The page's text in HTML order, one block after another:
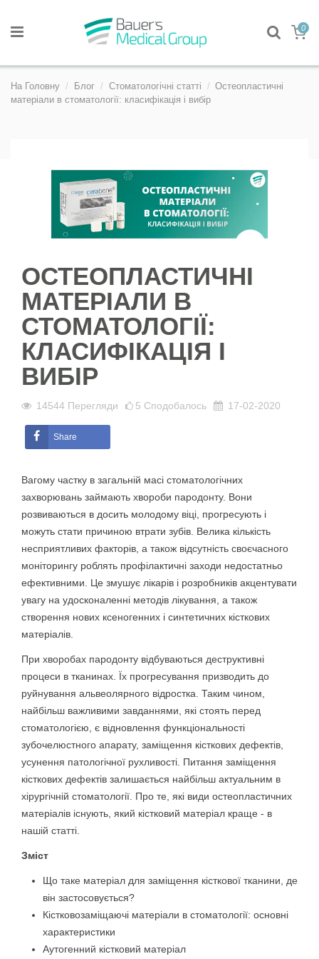
0
На Головну Блог Стоматологічні статті
Остеопластичні
матеріали в стоматології: класифікація і вибір
ОСТЕОПЛАСТИЧНІ
МАТЕРІАЛИ В
СТОМАТОЛОГІЇ:
КЛАСИФІКАЦІЯ І
ВИБІР
14544 Перегляди 5 Сподобалось 17-02-2020
Share
Вагому частку в загальній масі стоматологічних
захворювань займають хвороби пародонту. Вони
розвиваються в досить молодому віці, прогресують і
можуть стати причиною втрати зубів. Велика кількість
несприятливих факторів, а також відсутність своєчасного
моніторингу роблять профілактичні заходи недостатньо
ефективними. Це змушує лікарів і розробників акцентувати
увагу на удосконаленні методів лікування, а також
створення нових ксеногенних і синтетичних кісткових
матеріалів.
При хворобах пародонту відбуваються деструктивні
процеси в тканинах. Їх прогресування призводить до
руйнування альвеолярного відростка. Таким чином,
найбільш важливими завданнями, які стоять перед
стоматологією, є відновлення функціональності
зубочелюстного апарату, заміщення кісткових дефектів,
усунення патологічної рухливості. Питання заміщення
кісткових дефектів залишається найбільш актуальним в
хірургічній стоматології. Про те, які види остеопластичних
матеріалів існують, який кістковий матеріал краще - в
нашій статті.
Зміст
Що таке матеріал для заміщення кісткової тканини, де
він застосовується?
Кістковозаміщаючі матеріали в стоматології: основні
характеристики
Аутогенний кістковий матеріал